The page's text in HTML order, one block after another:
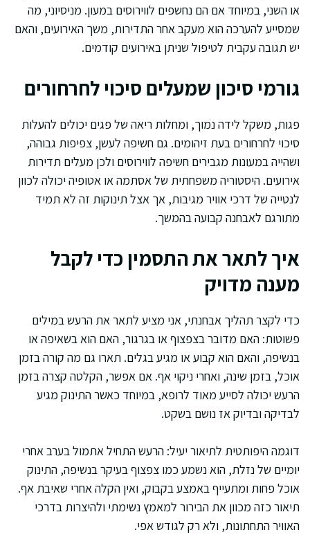
או השני, במיוחד אם הם נחשפים לווירוסים במעון. מניסיוני, מה
שמסייע להערכה הוא מעקב אחר התדירות, משך האירועים, והאם
יש תגובה עקבית לטיפול שניתן באירועים קודמים.
גורמי סיכון שמעלים סיכוי לחרחורים
פגות, משקל לידה נמוך, ומחלות ריאה של פגים יכולים להעלות
סיכוי לחרחורים בעת זיהומים. גם חשיפה לעשן, צפיפות גבוהה,
ושהייה במעונות מגבירים חשיפה לווירוסים ולכן מעלים תדירות
אירועים. היסטוריה משפחתית של אסתמה או אטופיה יכולה לכוון
לנטייה של דרכי אוויר מגיבות, אך אצל תינוקות זה לא תמיד
מתורגם לאבחנה קבועה בהמשך.
איך לתאר את התסמין כדי לקבל
מענה מדויק
כדי לקצר תהליך אבחנתי, אני מציע לתאר את הרעש במילים
פשוטות: האם מדובר בצפצוף או בגרגור, האם הוא בשאיפה או
בנשיפה, והאם הוא קבוע או מגיע בגלים. תארו גם מה קורה בזמן
אוכל, בזמן שינה, ואחרי ניקוי אף. אם אפשר, הקלטה קצרה בזמן
הרעש יכולה לסייע מאוד לרופא, במיוחד כאשר התינוק מגיע
לבדיקה ובדיוק אז נושם בשקט.
דוגמה היפותטית לתיאור יעיל: הרעש התחיל אתמול בערב אחרי
יומיים של נזלת, הוא נשמע כמו צפצוף בעיקר בנשיפה, התינוק
אוכל פחות ומתעייף באמצע בקבוק, ואין הקלה אחרי שאיבת אף.
תיאור כזה מכוון את הבירור למאמץ נשימתי ולהיצרות בדרכי
האוויר התחתונות, ולא רק לגודש אפי.